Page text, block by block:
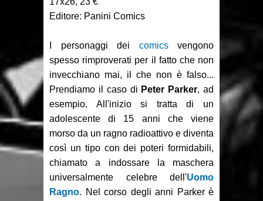
Recensione: H.P. Lovecraft - I
gatti di Ulthar e altri racconti
Editore: Panini Comics
I personaggi dei comicsvengono
spesso rimproverati per il fatto che non
invecchiano mai, il che non è falso...
Prendiamo il caso di Peter Parker, ad
esempio. All'inizio si tratta di un
adolescente di 15 anni che viene
morso da un ragno radioattivo e diventa
così un tipo con dei poteri formidabili,
chiamato a indossare la maschera
universalmente celebre dell'Uomo
Ragno. Nel corso degli anni Parker è